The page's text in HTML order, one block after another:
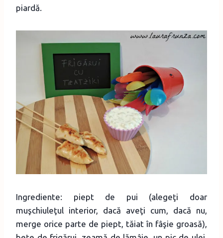
piardă.
Ingrediente: piept de pui (alegeţi doar
muşchiuleţul interior, dacă aveţi cum, dacă nu,
merge orice parte de piept, tăiat în fâşie groasă),